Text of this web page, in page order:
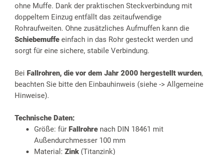
ohne Muffe. Dank der praktischen Steckverbindung mit
doppeltem Einzug entfällt das zeitaufwendige
Rohraufweiten. Ohne zusätzliches Aufmuffen kann die
Schiebemuffe einfach in das Rohr gesteckt werden und
sorgt für eine sichere, stabile Verbindung.
Bei Fallrohren, die vor dem Jahr 2000 hergestellt wurden,
beachten Sie bitte den Einbauhinweis (siehe -> Allgemeine
Hinweise).
Technische Daten:
Größe: für Fallrohre nach DIN 18461 mit
Außendurchmesser 100 mm
Material: Zink(Titanzink)